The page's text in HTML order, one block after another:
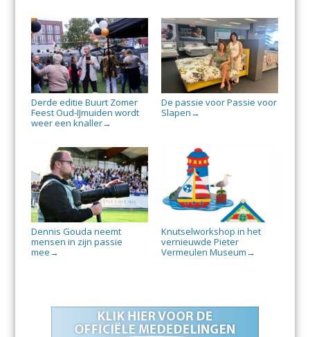
Derde editie Buurt Zomer
Feest Oud-IJmuiden wordt
weer een knaller→
De passie voor Passie voor
Slapen →
Dennis Gouda neemt
mensen in zijn passie
mee →
Knutselworkshop in het
vernieuwde Pieter
Vermeulen Museum →